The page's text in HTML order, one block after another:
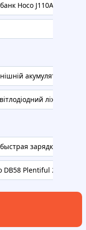
Hoco J110A
акумулятор
ліхтар
зарядка для
DB58 Plentiful 22.5W